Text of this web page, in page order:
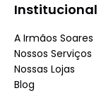
Institucional
A Irmãos Soares
Nossos Serviços
Nossas Lojas
Blog